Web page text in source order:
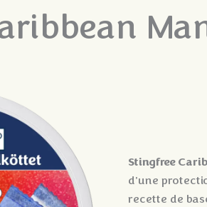
Stingfree
d'une
recette de